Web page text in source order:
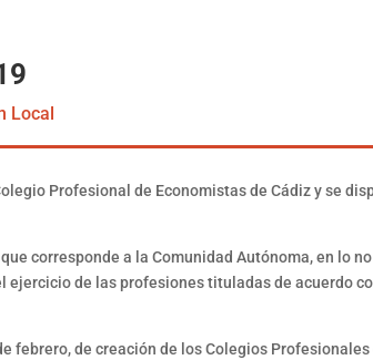
Local
Profesional de Economistas de Cádiz y se
corresponde a la Comunidad Autónoma, en lo
de las profesiones tituladas de acuerdo
de creación de los Colegios